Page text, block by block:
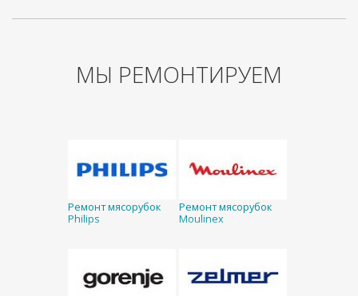
МЫ РЕМОНТИРУЕМ
Ремонт мясорубок
Philips
Ремонт мясорубок
Moulinex